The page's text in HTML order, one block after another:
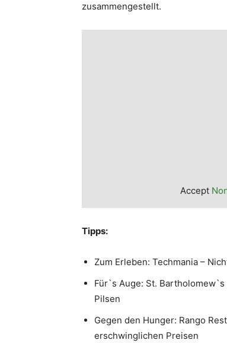
zusammengestellt.
Accept
Tipps:
Zum Erleben: Techmania –
Für`s Auge: St.
Pilsen
Gegen den Hunger: Rango
erschwinglichen Preisen